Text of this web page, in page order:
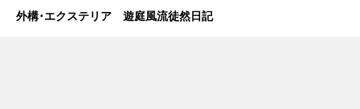
外構･エクステリア 遊庭風流徒然日記